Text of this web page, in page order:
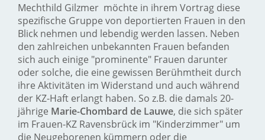
Mechthild Gilzmer möchte in ihrem Vortrag diese
spezifische Gruppe von deportierten Frauen in den
Blick nehmen und lebendig werden lassen. Neben
den zahlreichen unbekannten Frauen befanden
sich auch einige "prominente" Frauen darunter
oder solche, die eine gewissen Berühmtheit durch
ihre Aktivitäten im Widerstand und auch während
der KZ-Haft erlangt haben. So z.B. die damals 20-
jährige Marie-Chombard de Lauwe, die sich später
im Frauen-KZ Ravensbrück im "Kinderzimmer" um
die Neugeborenen kümmern oder die